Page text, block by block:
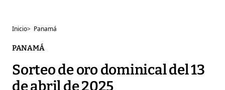
Inicio> Panamá
PANAMÁ
Sorteo de oro dominical del 13
de abril de 2025